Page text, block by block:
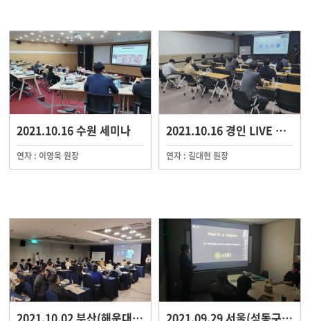
2021.10.16 수원 세미나
연자 : 이영욱 원장
2021.10.16 경인 LIVE 세미나
연자 : 길대현 원장
2021.10.02 부산(해운대) 세미나 2021.09.29 서울(성동구) 세미나